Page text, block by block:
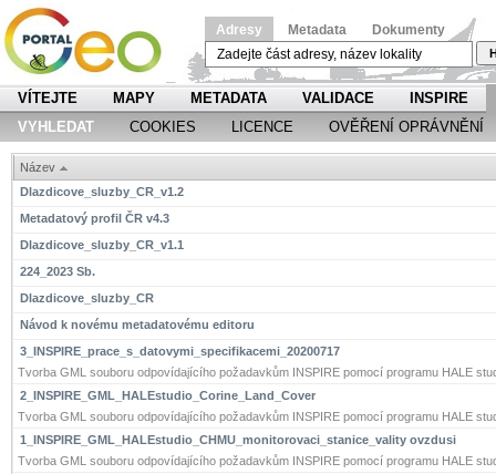
Adresy Metadata Dokumenty
VÍTEJTE MAPY METADATA VALIDACE
INSPIRE
VYHLEDAT
COOKIES LICENCE OVĚŘENÍ OPRÁVNĚNÍ
Název
Dlazdicove_sluzby_CR_v1.2
Metadatový profil ČR v4.3
Dlazdicove_sluzby_CR_v1.1
224_2023 Sb.
Dlazdicove_sluzby_CR
Návod k novému metadatovému editoru
3_INSPIRE_prace_s_datovymi_specifikacemi_20200717
Tvorba GML souboru odpovídajícího požadavkům INSPIRE pomocí programu HALE
2_INSPIRE_GML_HALEstudio_Corine_Land_Cover
Tvorba GML souboru odpovídajícího požadavkům INSPIRE pomocí programu HALE
1_INSPIRE_GML_HALEstudio_CHMU_monitorovaci_stanice_vality ovzdusi
Tvorba GML souboru odpovídajícího požadavkům INSPIRE pomocí programu HALE